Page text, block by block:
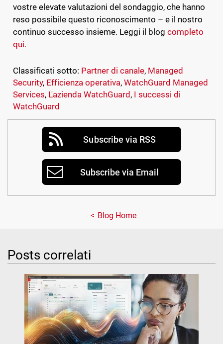
vostre elevate valutazioni del sondaggio, che hanno
reso possibile questo riconoscimento – e il nostro
continuo successo insieme. Leggi il blogcompleto
qui.
Classificati sotto: Partner di canale, Managed
Security, Efficienza operativa,WatchGuard Managed
Services, L'azienda WatchGuard, I successi di
WatchGuard
Subscribe via RSS
Subscribe via Email
Blog Home
Posts correlati